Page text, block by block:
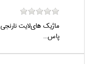
ماژيك هاي‌لايت نارنجي
پاس...